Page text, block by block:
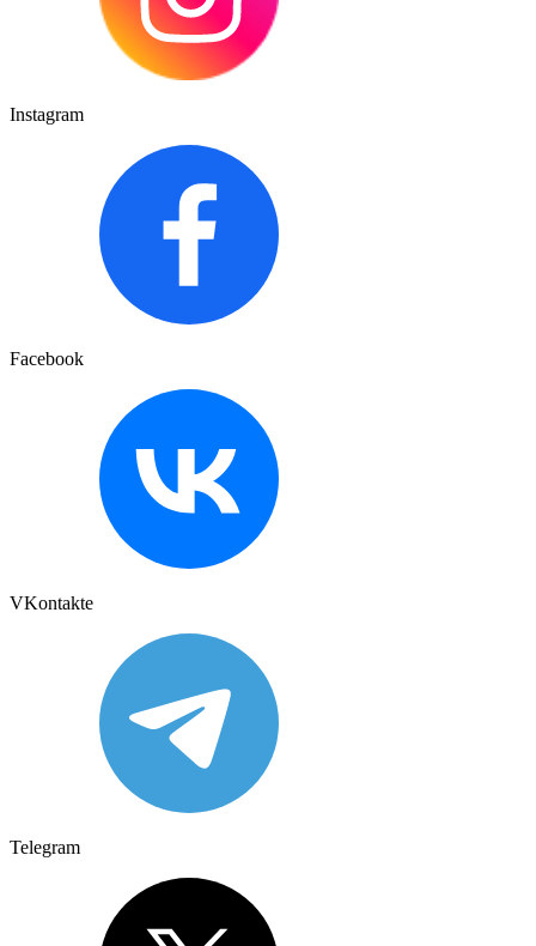
Instagram
Facebook
VKontakte
Telegram